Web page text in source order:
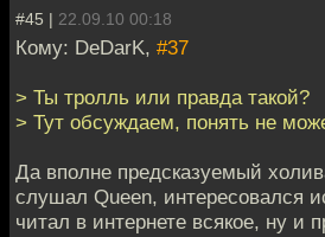
#45 | 22.09.10 00:18
Кому: DeDarK, #37
> Ты тролль или правда такой?
> Тут обсуждаем, понять не
Да вполне предсказуемый
слушал Queen, интересовался
читал в интернете всякое, ну и